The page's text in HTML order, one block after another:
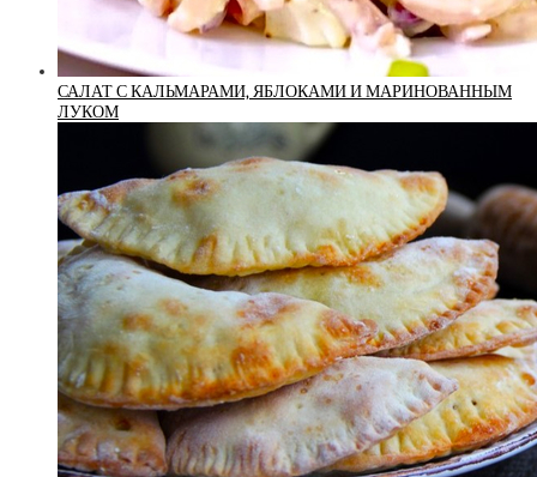
САЛАТ С КАЛЬМАРАМИ, ЯБЛОКАМИ И МАРИНОВАННЫМ
ЛУКОМ